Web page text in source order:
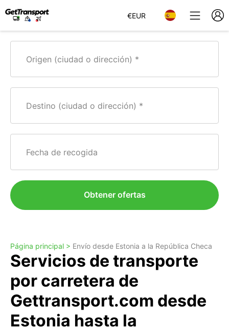
€EUR
Origen (ciudad o dirección)
Destino (ciudad o dirección)
Fecha de recogida
Obtener ofertas
Página principal > Envío desde Estonia a la República Checa
Servicios de transporte
por carretera de
Gettransport.com desde
Estonia hasta la